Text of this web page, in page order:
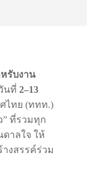
รับงาน
นที่ 2–13
ไทย (ททท.)
” ที่รวมทุก
าลใจ ให้
งสรรค์ร่วม